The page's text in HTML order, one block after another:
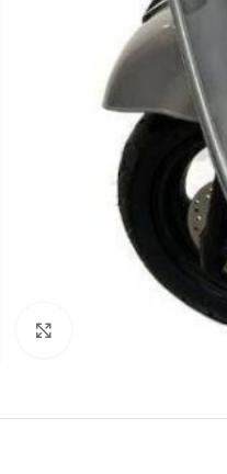
Cliquez pour agrandir